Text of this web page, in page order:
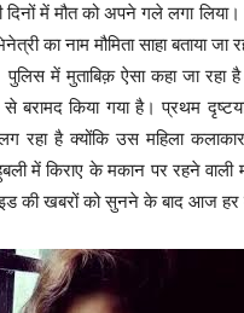
दिनों में मौत को अपने गले लगा
का नाम मौमिता साहा बताया जा
पुलिस में मुताबिक़ ऐसा कहा जा
बरामद किया गया है। प्रथम
रहा है क्योंकि उस महिला
में किराए के मकान पर रहने
की खबरों को सुनने के बाद आज हर